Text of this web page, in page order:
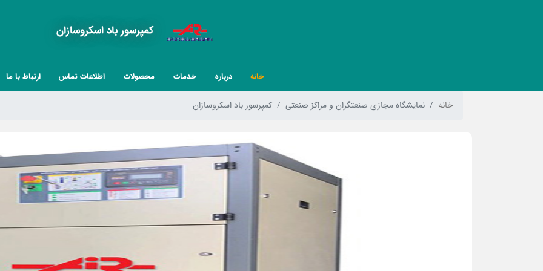
کمپرسور باد اسکروسازان
خانه درباره خدمات محصولات اطلاعات تماس ارتباط با ما
خانه نمایشگاه مجازی صنعتگران و مراکز صنعتی کمپرسور باد اسکروسازان